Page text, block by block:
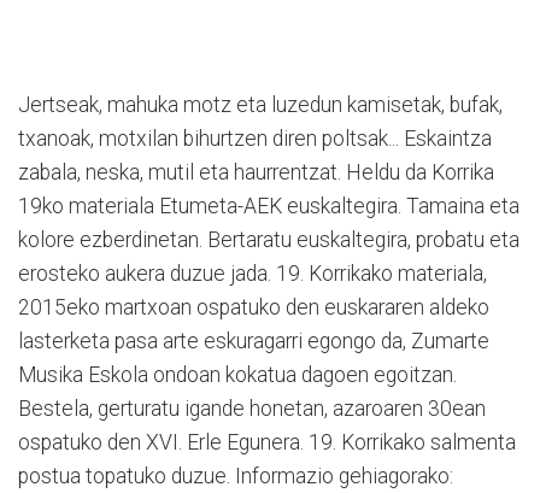
Jertseak, mahuka motz eta luzedun kamisetak, bufak,
txanoak, motxilan bihurtzen diren poltsak... Eskaintza
zabala, neska, mutil eta haurrentzat. Heldu da Korrika
19ko materiala Etumeta-AEK euskaltegira. Tamaina eta
kolore ezberdinetan. Bertaratu euskaltegira, probatu eta
erosteko aukera duzue jada. 19. Korrikako materiala,
2015eko martxoan ospatuko den euskararen aldeko
lasterketa pasa arte eskuragarri egongo da, Zumarte
Musika Eskola ondoan kokatua dagoen egoitzan.
Bestela, gerturatu igande honetan, azaroaren 30ean
ospatuko den XVI. Erle Egunera. 19. Korrikako salmenta
postua topatuko duzue. Informazio gehiagorako: